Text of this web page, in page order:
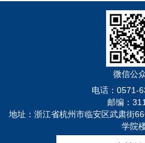
微信公
电话：0571-
邮编：
地址：浙江省杭州市临安区武肃街
学院